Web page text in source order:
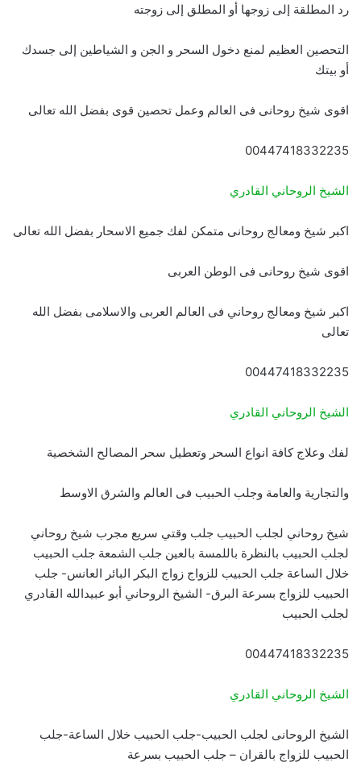
رد المطلقة إلى زوجها أو المطلق إلى زوجته
التحصين العظيم لمنع دخول السحر و الجن و الشياطين إلى جسدك
أو بيتك
اقوى شيخ روحانى فى العالم وعمل تحصين قوى بفضل الله تعالى
00447418332235
الشيخ الروحاني القادري
اكبر شيخ ومعالج روحانى متمكن لفك جميع الاسحار بفضل الله تعالى
اقوى شيخ روحانى فى الوطن العربى
اكبر شيخ ومعالج روحاني فى العالم العربى والاسلامى بفضل الله
تعالى
00447418332235
الشيخ الروحاني القادري
لفك وعلاج كافة انواع السحر وتعطيل سحر المصالح الشخصية
والتجارية والعامة وجلب الحبيب فى العالم والشرق الاوسط
شيخ روحاني لجلب الحبيب جلب وقتي سريع مجرب شيخ روحاني
لجلب الحبيب بالنظرة باللمسة بالعين جلب الشمعة جلب الحبيب
خلال الساعة جلب الحبيب للزواج زواج البكر البائر العانس- جلب
الحبيب للزواج بسرعة البرق- الشيخ الروحاني أبو عبيدالله القادري
لجلب الحبيب
00447418332235
الشيخ الروحاني القادري
الشيخ الروحانى لجلب الحبيب-جلب الحبيب خلال الساعة-جلب
الحبيب للزواج بالقران – جلب الحبيب بسرعة